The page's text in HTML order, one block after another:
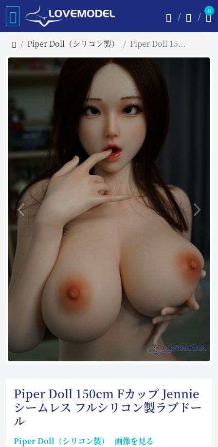
0
Piper Doll（シリコン製） Piper Doll 150cm Fカップ Jennie フルシリコン製ラブドール
Piper Doll 150cm Fカップ Jennie
シームレス フルシリコン製ラブドー
ル
Piper Doll（シリコン製）
画像を見る